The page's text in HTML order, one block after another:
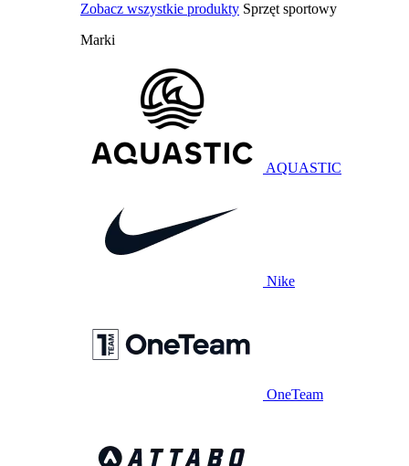
Zobacz wszystkie produkty Sprzęt sportowy
Marki
AQUASTIC
Nike
OneTeam